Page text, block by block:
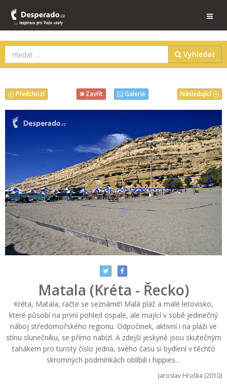
Vyhledat
Následující
Předchozí Zavřít Galerie
Matala (Kréta - Řecko)
Kréta, Matala, račte se seznámit! Malá pláž a malé letovisko,
které působí na první pohled ospale, ale mající v sobě jedinečný
náboj středomořského regionu. Odpočinek, aktivní i na pláži ve
stínu slunečníku, se přímo nabízí. A zdejší jeskyně jsou skutečným
tahákem pro turisty číslo jedna, svého času si bydlení v těchto
skromných podmínkách oblíbili i hippies…
Jaroslav Hruška (2010)